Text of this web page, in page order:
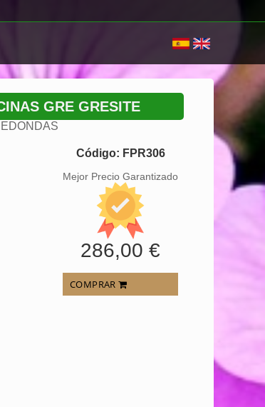
GRE GRESITE
Código: FPR306
Mejor Precio Garantizado
286,00 €
COMPRAR